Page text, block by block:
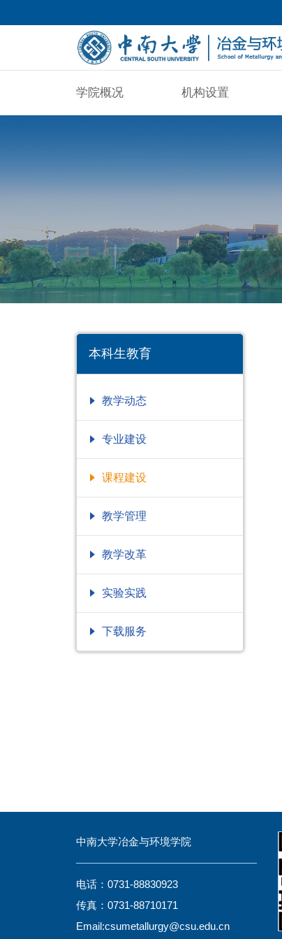
学院概况 机构设置
本科生教育
教学动态
专业建设
课程建设
教学管理
教学改革
实验实践
下载服务
中南大学冶金与环境学院
电话：0731-88830923
传真：0731-88710171
Email:csumetallurgy@csu.edu.cn